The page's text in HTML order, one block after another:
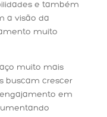
e também
a visão da
muito
muito mais
buscam crescer
em